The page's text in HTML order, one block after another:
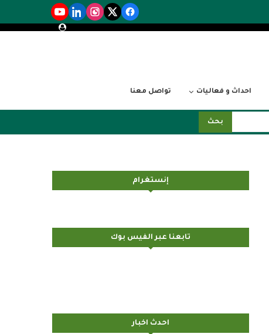
احداث و فعاليات تواصل معنا
بحث
إنستغرام
تابعنا عبر الفيس بوك
احدث اخبار